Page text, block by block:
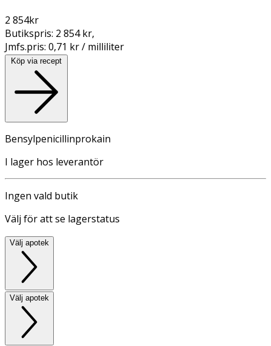
2 854kr
Butikspris: 2 854 kr,
Jmfs.pris: 0,71 kr / milliliter
Köp via recept
Bensylpenicillinprokain
I lager hos leverantör
Ingen vald butik
Välj för att se lagerstatus
Välj apotek
Välj apotek